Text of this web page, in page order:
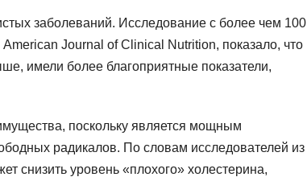
заболеваний. Исследование с более чем 100
American Journal of Clinical Nutrition, показало, что
имели более благоприятные показатели,
поскольку является мощным
радикалов. По словам исследователей из
снизить уровень «плохого» холестерина,